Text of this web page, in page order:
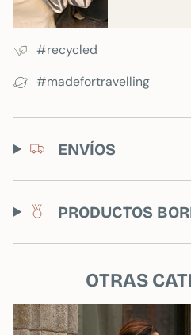
#recycled
#madefortravelling
ENVÍOS
PRODUCTOS
OTRAS